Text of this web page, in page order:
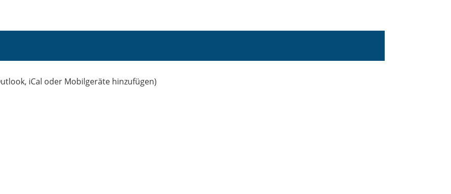
iCal oder Mobilgeräte hinzufügen)